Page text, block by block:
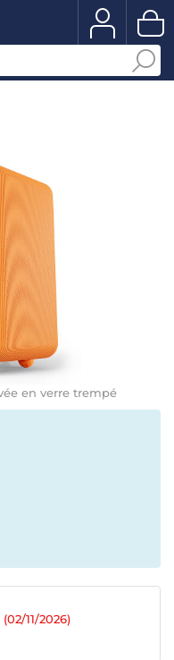
en verre trempé
(02/11/2026)